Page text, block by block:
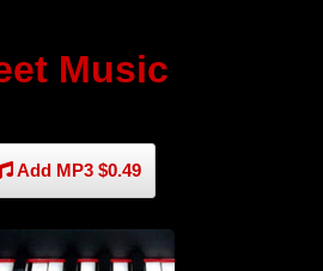
Music
Add MP3 $0.49